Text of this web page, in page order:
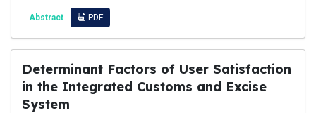
Abstract PDF
Determinant Factors of User Satisfaction
in the Integrated Customs and Excise
System